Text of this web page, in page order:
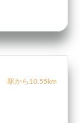
駅から10.55km